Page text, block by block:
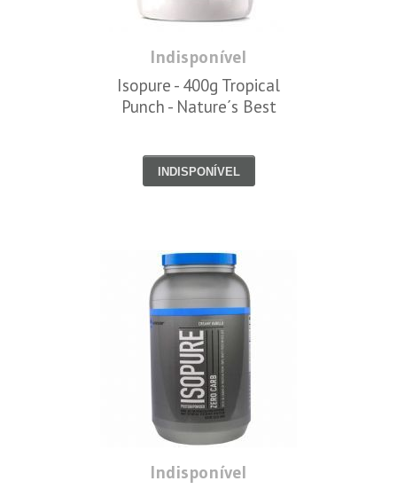
Indisponível
Isopure - 400g Tropical
Punch - Nature´s Best
INDISPONÍVEL
Indisponível